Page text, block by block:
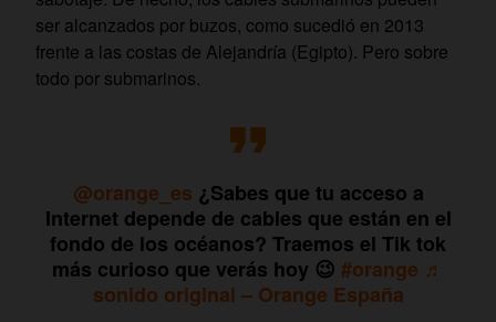
ser alcanzados por buzos, como sucedió en 2013
frente a las costas de Alejandría (Egipto). Pero sobre
todo por submarinos.
@orange_es ¿Sabes que tu acceso a
Internet depende de cables que están en el
fondo de los océanos? Traemos el Tik tok
más curioso que verás hoy 😉 #orange ♬
sonido original – Orange España